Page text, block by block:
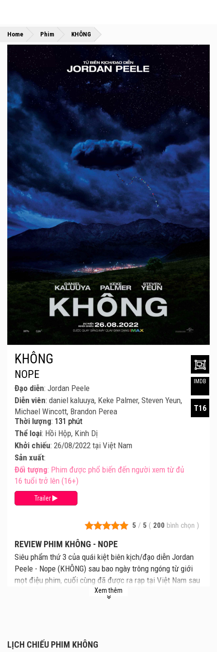
Home »
Phim »
KHÔNG
5 / 5 ( 200 bình chọn )
REVIEW PHIM KHÔNG - NOPE
Siêu phẩm thứ 3 của quái kiệt biên kịch/đạo diễn Jordan
Peele - Nope (KHÔNG) sau bao ngày trông ngóng từ giới
mọt điệu phim, cuối cùng đã được ra rạp tại Việt Nam sau
gần 1 tháng tác phẩm này công chiếu tại Bắc Mỹ.
ủ (kể từ sự thành công của Get Out và Us), mà đó còn là
Xem thêm
KHÔNG
NOPE
Đạo diễn: Jordan Peele
Diễn viên: daniel kaluuya, Keke Palmer, Steven Yeun,
Michael Wincott, Brandon Perea
Thời lượng: 131 phút
Thể loại: Hồi Hộp, Kinh Dị
Khởi chiếu: 26/08/2022 tại Việt Nam
Sản xuất:
Đối tượng: Phim được phổ biến đến người xem từ đủ
16 tuổi trở lên (16+)
Trailer
IMDB
T16
LỊCH CHIẾU PHIM KHÔNG